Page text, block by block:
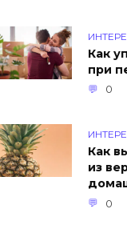
Как
при
0
Как
из
0